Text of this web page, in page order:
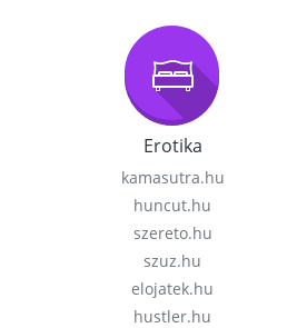
Erotika
kamasutra.hu
huncut.hu
szereto.hu
szuz.hu
elojatek.hu
hustler.hu